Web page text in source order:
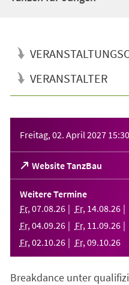
VERANSTALTER
Freitag, 02. April 2027 15:30
Website TanzBau
(Öffnet
in
einem
neuen
Tab)
Weitere Termine
Fr, 07.08.26 Fr, 14.08.26
Fr, 04.09.26 Fr, 11 .09.26
Fr, 02.10.26 Fr, 09.10.26
Breakdance unter